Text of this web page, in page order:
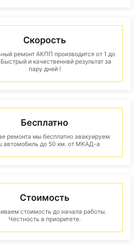
Скорость
ремонт АКПП производится от 1 до
и качественнвй результат за
пару дней !
Бесплатно
ремонта мы бесплатно эвакуируем
автомобиль до 50 км. от МКАД-а
Стоимость
стоимость до начала работы.
Честность в приоритете.